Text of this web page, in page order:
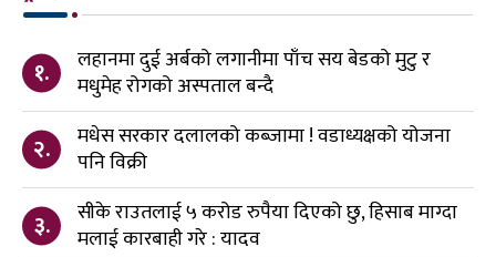
१.
लहानमा दुई अर्बको लगानीमा पाँच सय बेडको मुटु र
मधुमेह रोगको अस्पताल बन्दै
२.
मधेस सरकार दलालको कब्जामा ! वडाध्यक्षको योजना
पनि विक्री
३.
सीके राउतलाई ५ करोड रुपैया दिएको छु, हिसाब माग्दा
मलाई कारबाही गरे : यादव